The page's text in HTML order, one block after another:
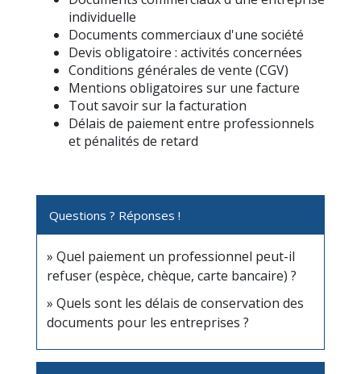
individuelle
Documents commerciaux d'une société
Devis obligatoire : activités concernées
Conditions générales de vente (CGV)
Mentions obligatoires sur une facture
Tout savoir sur la facturation
Délais de paiement entre professionnels
et pénalités de retard
Questions ? Réponses !
Quel paiement un professionnel peut-il
refuser (espèce, chèque, carte bancaire) ?
Quels sont les délais de conservation des
documents pour les entreprises ?